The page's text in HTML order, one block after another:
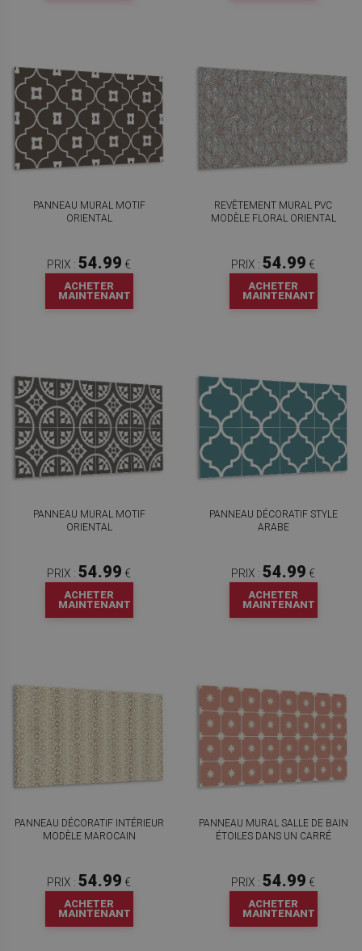
PANNEAU MURAL MOTIF
ORIENTAL
PRIX : 54.99 €
ACHETER
MAINTENANT
REVÊTEMENT MURAL PVC
MODÈLE FLORAL ORIENTAL
PRIX : 54.99 €
ACHETER
MAINTENANT
PANNEAU MURAL MOTIF
ORIENTAL
PRIX : 54.99 €
ACHETER
MAINTENANT
PANNEAU DÉCORATIF STYLE
ARABE
PRIX : 54.99 €
ACHETER
MAINTENANT
PANNEAU DÉCORATIF INTÉRIEUR
MODÈLE MAROCAIN
PRIX : 54.99 €
ACHETER
MAINTENANT
PANNEAU MURAL SALLE DE BAIN
ÉTOILES DANS UN CARRÉ
PRIX : 54.99 €
ACHETER
MAINTENANT